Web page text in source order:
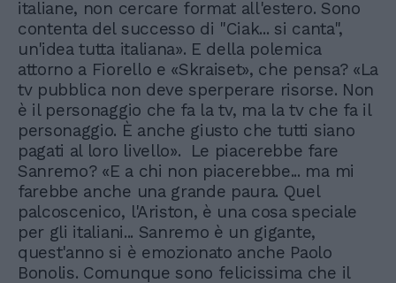
italiane, non cercare format all'estero. Sono
contenta del successo di "Ciak... si canta",
un'idea tutta italiana». E della polemica
attorno a Fiorello e «Skraiset», che pensa? «La
tv pubblica non deve sperperare risorse. Non
è il personaggio che fa la tv, ma la tv che fa il
personaggio. È anche giusto che tutti siano
pagati al loro livello». Le piacerebbe fare
Sanremo? «E a chi non piacerebbe... ma mi
farebbe anche una grande paura. Quel
palcoscenico, l'Ariston, è una cosa speciale
per gli italiani... Sanremo è un gigante,
quest'anno si è emozionato anche Paolo
Bonolis. Comunque sono felicissima che il